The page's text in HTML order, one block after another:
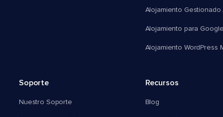
Alojamiento Gestionado
Alojamiento para
Alojamiento WordPress
Soporte
Nuestro Soporte
Recursos
Blog